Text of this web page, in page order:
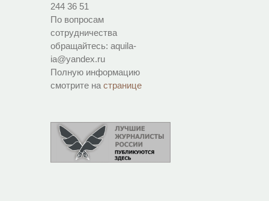
244 36 51
По вопросам
сотрудничества
обращайтесь: aquila-
ia@yandex.ru
Полную информацию
смотрите на странице